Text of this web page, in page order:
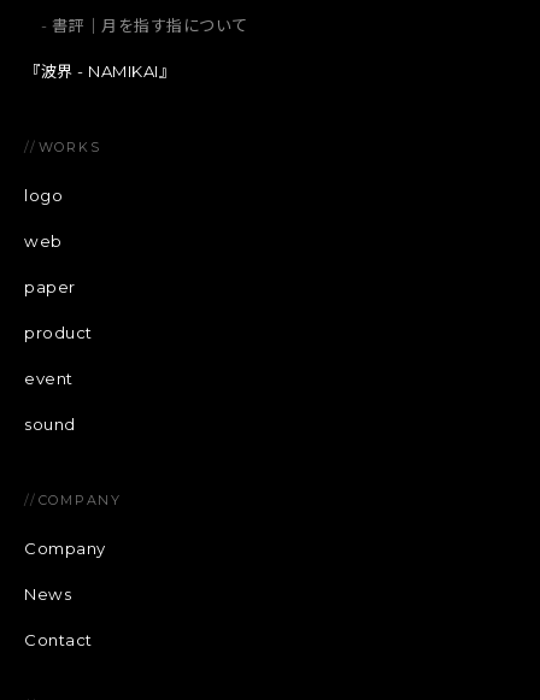
書評｜月を指す指について
『波界 - NAMIKAI』
// WORKS
logo
web
paper
product
event
sound
// COMPANY
Company
News
Contact